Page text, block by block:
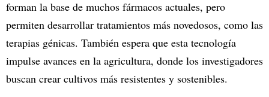
forman la base de muchos fármacos actuales, pero
permiten desarrollar tratamientos más novedosos, como las
terapias génicas. También espera que esta tecnología
impulse avances en la agricultura, donde los investigadores
buscan crear cultivos más resistentes y sostenibles.